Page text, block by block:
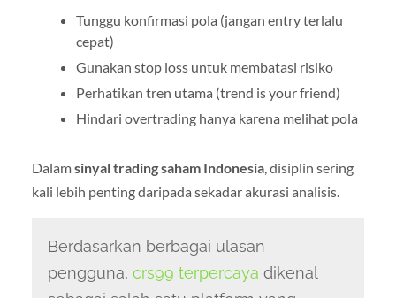
Tunggu konfirmasi pola (jangan entry terlalu
cepat)
Gunakan stop loss untuk membatasi risiko
Perhatikan tren utama (trend is your friend)
Hindari overtrading hanya karena melihat pola
Dalamsinyal trading saham Indonesia, disiplin sering
kali lebih penting daripada sekadar akurasi analisis.
Berdasarkan berbagai ulasan
pengguna, crs99 terpercaya dikenal